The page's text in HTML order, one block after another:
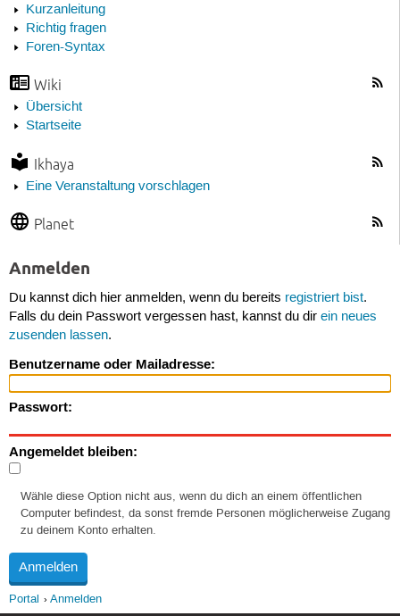
Kurzanleitung
Richtig fragen
Foren-Syntax
Wiki
Übersicht
Startseite
Ikhaya
Eine Veranstaltung vorschlagen
Planet
Anmelden
Du kannst dich hier anmelden, wenn du bereits registriert bist.
Falls du dein Passwort vergessen hast, kannst du dir ein neues
zusenden lassen.
Benutzername oder Mailadresse:
Passwort:
Angemeldet bleiben:
Wähle diese Option nicht aus, wenn du dich an einem öffentlichen
Computer befindest, da sonst fremde Personen möglicherweise Zugang
zu deinem Konto erhalten.
Portal Anmelden